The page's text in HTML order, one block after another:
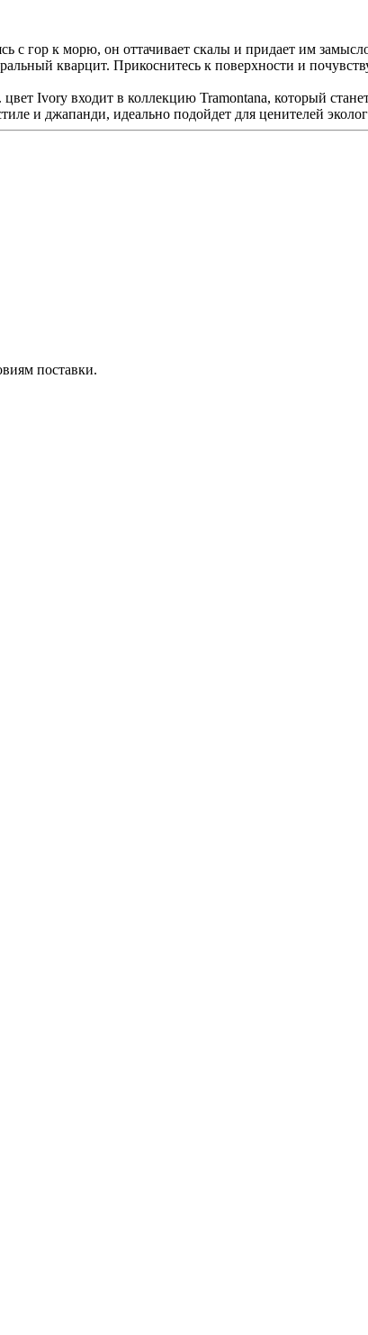
гор к морю, он оттачивает скалы и придает им
кварцит. Прикоснитесь к поверхности и
Ivory входит в коллекцию Tramontana, который
и джапанди, идеально подойдет для ценителей
поставки.